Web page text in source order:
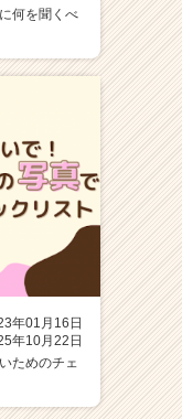
何を聞くべ
年01月16日
年10月22日
ためのチェ